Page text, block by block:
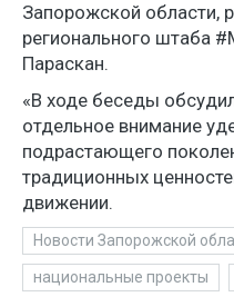
Запорожской области,
регионального штаба
Параскан.
«В ходе беседы
отдельное внимание
подрастающего
традиционных
движении.
Новости Запорожской
национальные проекты